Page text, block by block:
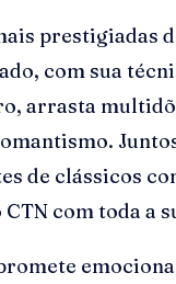
com sua
arrasta
clássicos
com toda a